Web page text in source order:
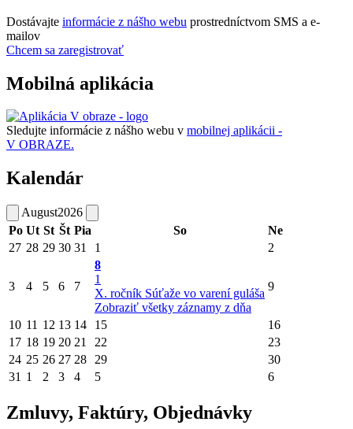
Dostávajte informácie z nášho webu prostredníctvom SMS a e-
mailov
Chcem sa zaregistrovať
Mobilná aplikácia
Sledujte informácie z nášho webu v mobilnej aplikácii -
V OBRAZE.
Kalendár
August2026
Po Ut St Št Pia So
Ne
27 28 29 30 31 1 2
3 4 5 6 7
8
1
X. ročník Súťaže vo varení guláša
Zobraziť všetky záznamy z dňa
9
10 11 12 13 14 15
16
17 18 19 20 21 22
23
24 25 26 27 28 29
30
31 1 2 3 4 5 6
Zmluvy, Faktúry, Objednávky